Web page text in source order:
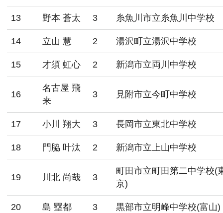
13 野本 蒼太 3 糸魚川市立糸魚川中学校
14 立山 慧 2 湯沢町立湯沢中学校
15 才須 虹心 2 新潟市立両川中学校
16
名古屋 飛
来
3 見附市立今町中学校
17 小川 翔大 3 長岡市立東北中学校
18 門脇 叶汰 2 新潟市立上山中学校
19 川北 尚哉 3
町田市立町田第二中学校(
京)
20 島 塁都 3 黒部市立明峰中学校(富山)